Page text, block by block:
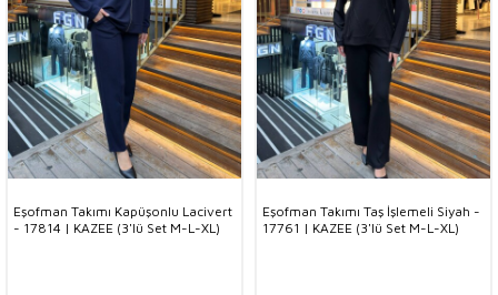
Eşofman Takımı Kapüşonlu Lacivert
- 17814 | KAZEE (3'lü Set M-L-XL)
Eşofman Takımı Taş İşlemeli Siyah -
17761 | KAZEE (3'lü Set M-L-XL)